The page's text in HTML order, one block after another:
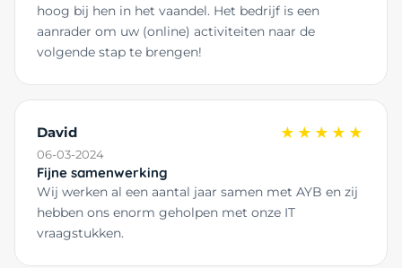
hoog bij hen in het vaandel. Het bedrijf is een
aanrader om uw (online) activiteiten naar de
volgende stap te brengen!
David
06-03-2024
★★★★★
Fijne samenwerking
Wij werken al een aantal jaar samen met AYB en zij
hebben ons enorm geholpen met onze IT
vraagstukken.